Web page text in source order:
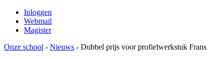
Inloggen
Webmail
Magister
Onze school - Nieuws - Dubbel prijs voor profielwerkstuk Frans